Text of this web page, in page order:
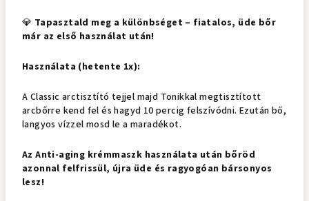
💎 Tapasztald meg a különbséget – fiatalos, üde bőr
már az első használat után!
Használata (hetente 1x):
A Classic arctisztító tejjel majd Tonikkal megtisztított
arcbőrre kend fel és hagyd 10 percig felszívódni. Ezután bő,
langyos vízzel mosd le a maradékot.
Az Anti-aging krémmaszk használata után bőröd
azonnal felfrissül, újra üde és ragyogóan bársonyos
lesz!